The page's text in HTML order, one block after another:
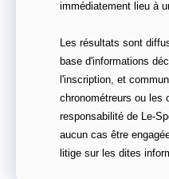
immédiatement lieu à
Les résultats sont
base d'informations
l'inscription, et
chronométreurs ou les
responsabilité de Le-
aucun cas être
litige sur les dites